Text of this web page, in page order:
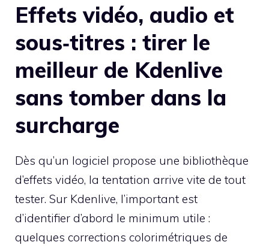
Effets vidéo, audio et
sous‑titres : tirer le
meilleur de Kdenlive
sans tomber dans la
surcharge
Dès qu’un logiciel propose une bibliothèque
d’effets vidéo, la tentation arrive vite de tout
tester. Sur Kdenlive, l’important est
d’identifier d’abord le minimum utile :
quelques corrections colorimétriques de